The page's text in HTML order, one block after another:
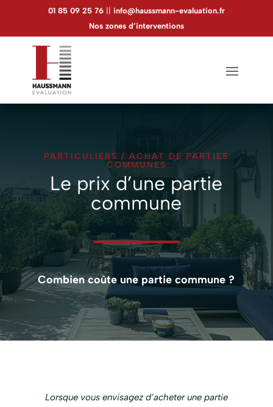
Panneau de gestion des cookies
01 85 09 25 76|| info@haussmann-evaluation.fr
Nos zones d’interventions
PARTICULIERS /ACHAT DE PARTIES
COMMUNES
Le prix d’une partie
commune
Combien coûte une partie commune ?
Lorsque vous envisagez d’acheter une partie